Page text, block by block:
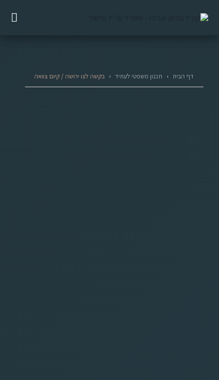
דף הבית › תכנון משפטי לעתיד › בקשה לצו ירושה / קיום צוואה